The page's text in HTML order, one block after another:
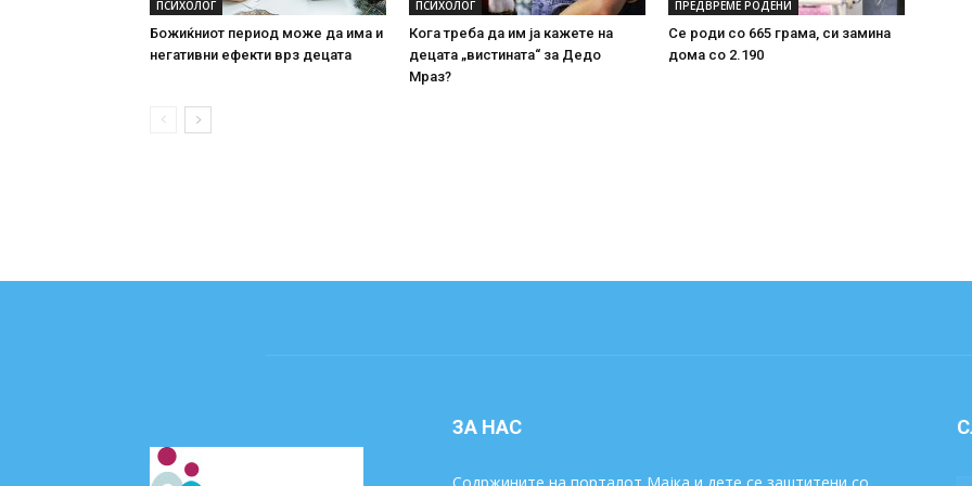
ПСИХОЛОГ
Божиќниот период може да има и
негативни ефекти врз децата
ПСИХОЛОГ
Кога треба да им ја кажете на
децата „вистината“ за Дедо
Мраз?
ПРЕДВРЕМЕ РОДЕНИ
Се роди со 665 грама, си замина
дома со 2.190
ЗА НАС